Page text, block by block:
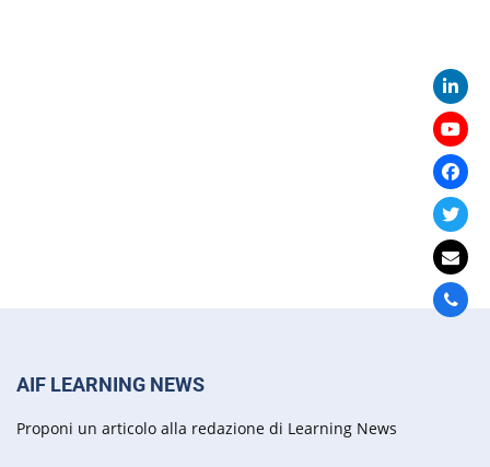
AIF LEARNING NEWS
Proponi un articolo alla redazione di Learning News